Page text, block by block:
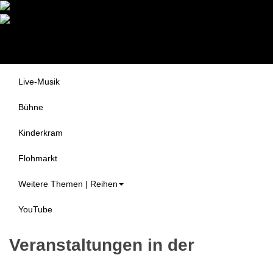
Themen
Live-Musik
Bühne
Kinderkram
Flohmarkt
Weitere Themen | Reihen
YouTube
Veranstaltungen in der